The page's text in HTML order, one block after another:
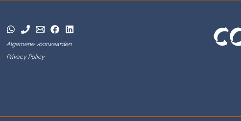
Algemene voorwaarden
Privacy Policy